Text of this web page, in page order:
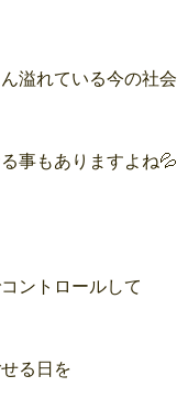
溢れている今の社会
事もありますよね💦
ントロールして
る日を